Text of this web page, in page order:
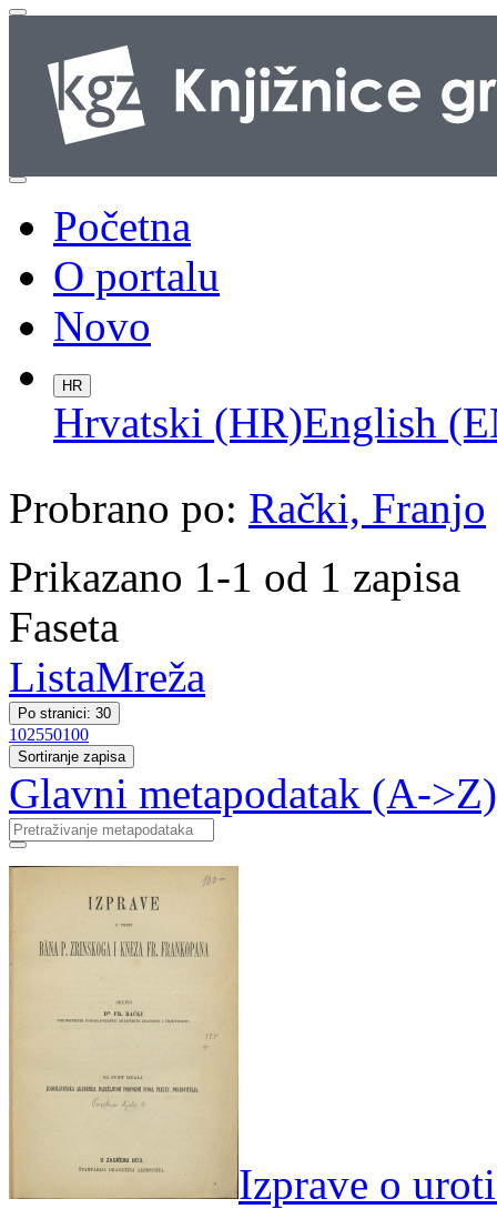
Početna
O portalu
Novo
HR
Hrvatski (HR)English
Probrano po: Rački, Franjo
Prikazano 1-1 od 1 zapisa
Faseta
ListaMreža
Po stranici: 30
102550100
Sortiranje zapisa
Glavni metapodatak (A->Z)
Izprave o